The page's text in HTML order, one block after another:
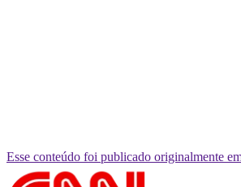
Esse conteúdo foi publicado originalmente